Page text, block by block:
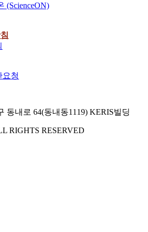
(ScienceON)
요청
동내로 64(동내동1119) KERIS빌딩
RIGHTS RESERVED